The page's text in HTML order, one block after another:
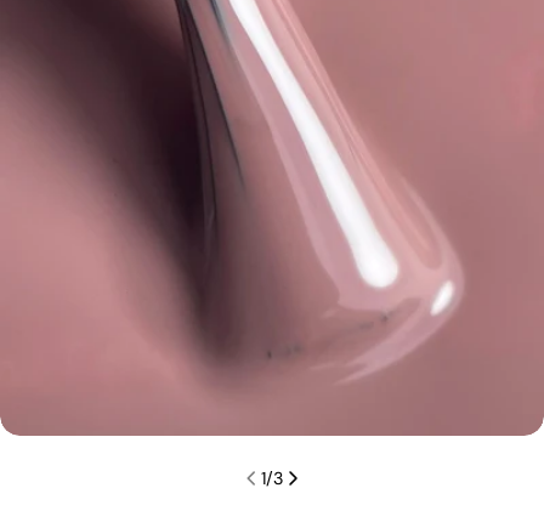
supporto 0 in modalità modale
1/3